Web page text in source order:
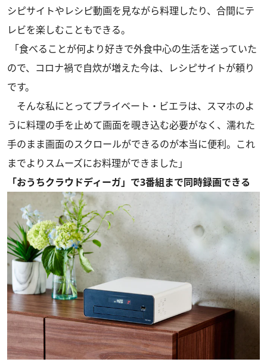
シピサイトやレシピ動画を見ながら料理したり、合間にテ
レビを楽しむこともできる。
「食べることが何より好きで外食中心の生活を送っていた
ので、コロナ禍で自炊が増えた今は、レシピサイトが頼り
です。
そんな私にとってプライベート・ビエラは、スマホのよ
うに料理の手を止めて画面を覗き込む必要がなく、濡れた
手のまま画面のスクロールができるのが本当に便利。これ
までよりスムーズにお料理ができました」
「おうちクラウドディーガ」で3番組まで同時録画できる